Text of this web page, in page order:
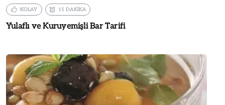
KOLAY 15 DAKİKA
Yulaflı ve Kuruyemişli Bar Tarifi